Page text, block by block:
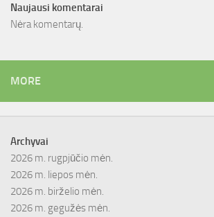
Naujausi komentarai
Nėra komentarų.
MORE
Archyvai
2026 m. rugpjūčio mėn.
2026 m. liepos mėn.
2026 m. birželio mėn.
2026 m. gegužės mėn.